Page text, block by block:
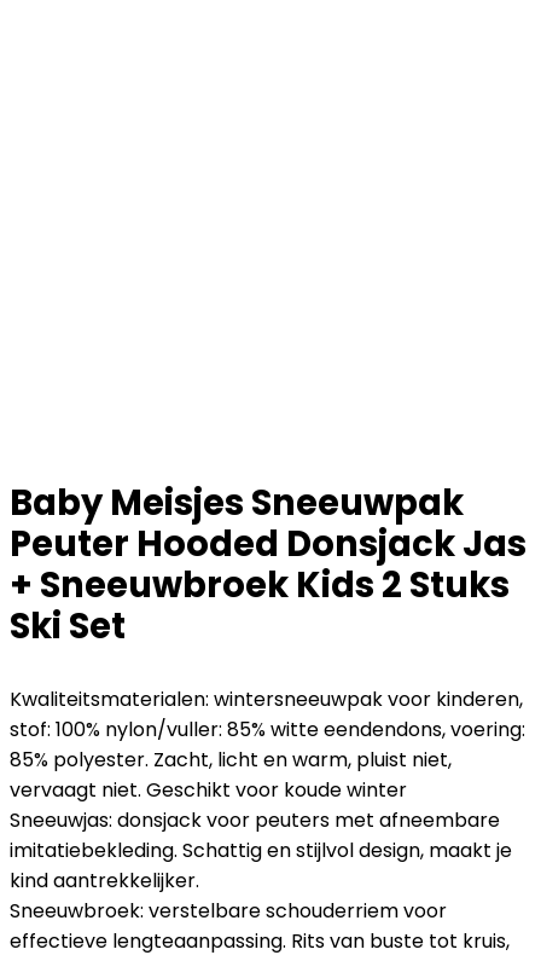
Baby Meisjes Sneeuwpak
Peuter Hooded Donsjack Jas
+ Sneeuwbroek Kids 2 Stuks
Ski Set
Kwaliteitsmaterialen: wintersneeuwpak voor kinderen,
stof: 100% nylon/vuller: 85% witte eendendons, voering:
85% polyester. Zacht, licht en warm, pluist niet,
vervaagt niet. Geschikt voor koude winter
Sneeuwjas: donsjack voor peuters met afneembare
imitatiebekleding. Schattig en stijlvol design, maakt je
kind aantrekkelijker.
Sneeuwbroek: verstelbare schouderriem voor
effectieve lengteaanpassing. Rits van buste tot kruis,